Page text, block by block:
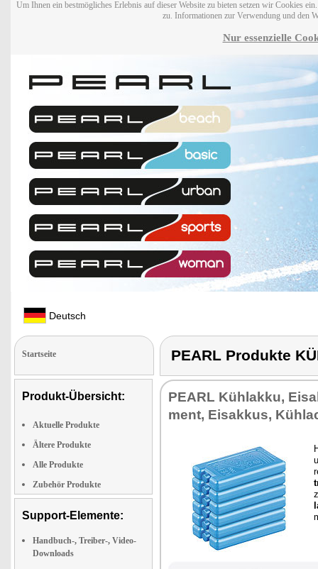
Um Ihnen ein bestmögliches Erlebnis auf dieser Website zu bieten setzen wir Cookies
zu. Informationen zur Verwendung und den
Nur essenzielle
Deutsch
Startseite
Produkt-Übersicht:
Aktuelle Produkte
Ältere Produkte
Alle Produkte
Zubehör Produkte
Support-Elemente:
Handbuch-, Treiber-, Video-
Downloads
PEARL Produkte
PEARL Kühlak­ku,
ment, Eis­ak­kus,